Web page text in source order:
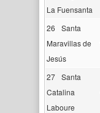
La Fuensanta
26
Santa
Maravillas de
Jesús
27 Santa
Catalina
Laboure